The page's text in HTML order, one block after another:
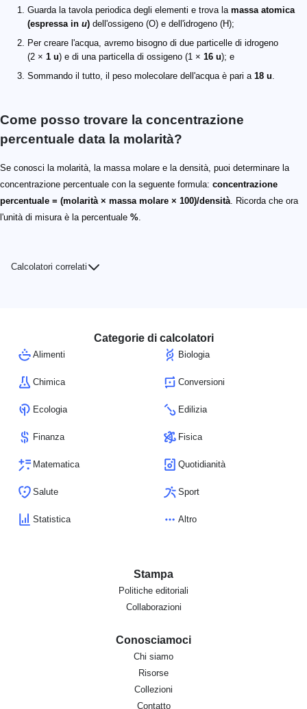
Guarda la tavola periodica degli elementi e trova la massa atomica
(espressa in u) dell'ossigeno (O) e dell'idrogeno (H);
Per creare l'acqua, avremo bisogno di due particelle di idrogeno
(2 × 1 u) e di una particella di ossigeno (1 × 16 u); e
Sommando il tutto, il peso molecolare dell'acqua è pari a 18 u
Come posso trovare la concentrazione
percentuale data la molarità?
Se conosci la molarità, la massa molare e la densità, puoi determinare la
concentrazione percentuale con la seguente formula: concentrazione
percentuale = (molarità × massa molare × 100)/densità . Ricorda che ora
l'unità di misura è la percentuale %
Calcolatori correlati
Categorie di calcolatori
Alimenti Biologia
Chimica Conversioni
Ecologia Edilizia
Finanza Fisica
Matematica Quotidianità
Salute Sport
Statistica Altro
Stampa
Politiche editoriali
Collaborazioni
Conosciamoci
Chi siamo
Risorse
Collezioni
Contatto